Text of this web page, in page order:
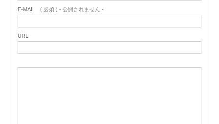
E-MAIL ( 必須 ) - 公開されません -
URL